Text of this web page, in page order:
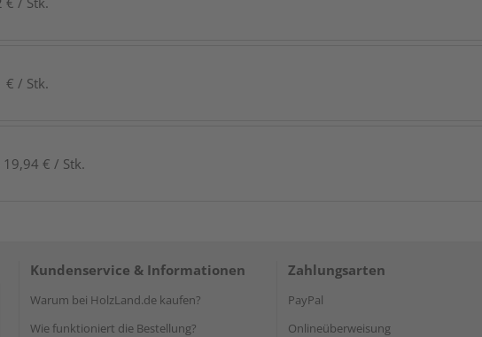
€ / Stk.
19,94 € / Stk.
Kundenservice & Informationen
Warum bei HolzLand.de kaufen?
Wie funktioniert die Bestellung?
Zahlungsarten
PayPal
Onlineüberweisung